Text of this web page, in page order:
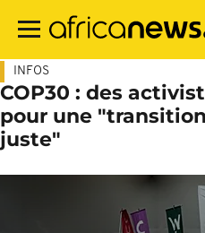
contenu
INFOS
COP30 : des
pour une
juste"